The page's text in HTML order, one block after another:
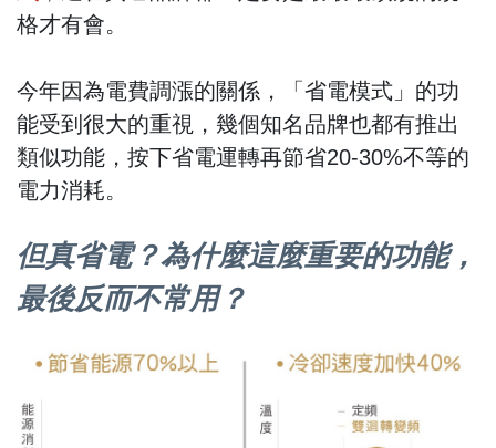
格才有會。
今年因為電費調漲的關係，「省電模式」的功
能受到很大的重視，幾個知名品牌也都有推出
類似功能，按下省電運轉再節省20-30%不等的
電力消耗。
但真省電？為什麼這麼重要的功能，
最後反而不常用？